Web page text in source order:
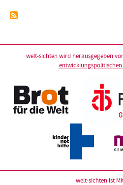
welt-sichten wird herausgegeben
entwicklungspolitischen
welt-sichten ist